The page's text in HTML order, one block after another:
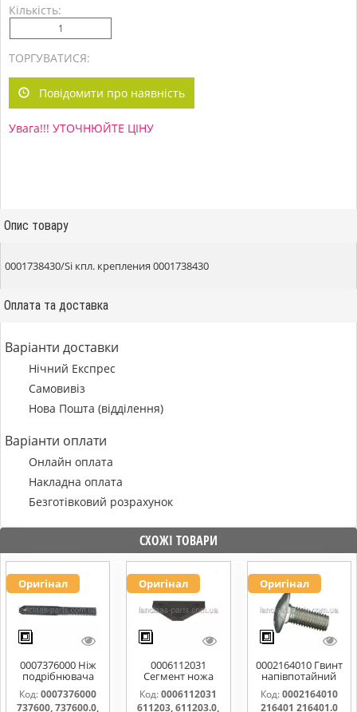
Кількість:
ТОРГУВАТИСЯ:
Повідомити про наявність
Увага!!! УТОЧНЮЙТЕ ЦІНУ
Опис товару
0001738430/Si кпл. крепления 0001738430
Оплата та доставка
Варіанти доставки
Нічний Експрес
Самовивіз
Нова Пошта (відділення)
Варіанти оплати
Онлайн оплата
Накладна оплата
Безготівковий розрахунок
СХОЖІ ТОВАРИ
Оригінал
0007376000 Ніж
подрібнювача
соломи,рухомий
737600, 737600.0,
Код:0007376000
737600, 737600.0,
Оригінал
0006112031
Сегмент ножа
жатки 611203,
611203.0,
Код: 0006112031
611203, 611203.0,
Оригінал
0002164010 Гвинт
напівпотайний
М10х25х20
216401 216401.0
Код:0002164010
216401 216401.0